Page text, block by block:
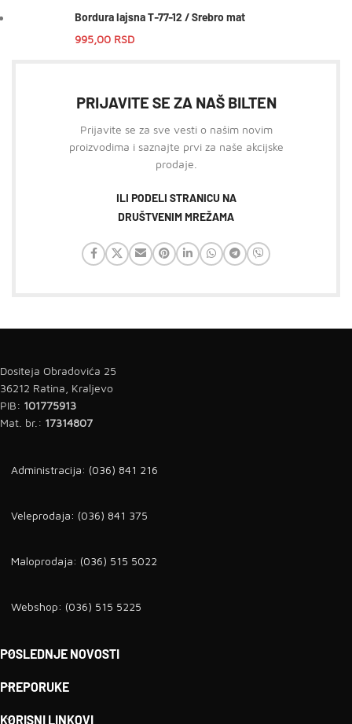
Bordura lajsna T-77-12 / Srebro mat
995,00 RSD
PRIJAVITE SE ZA NAŠ BILTEN
Prijavite se za sve vesti o našim novim
proizvodima i saznajte prvi za naše akcijske
prodaje.
ILI PODELI STRANICU NA
DRUŠTVENIM MREŽAMA
Dositeja Obradovića 25
36212 Ratina, Kraljevo
PIB: 101775913
Mat. br.: 17314807
Administracija: (036) 841 216
Veleprodaja: (036) 841 375
Maloprodaja: (036) 515 5022
Webshop: (036) 515 5225
POSLEDNJE NOVOSTI
PREPORUKE
KORISNI LINKOVI